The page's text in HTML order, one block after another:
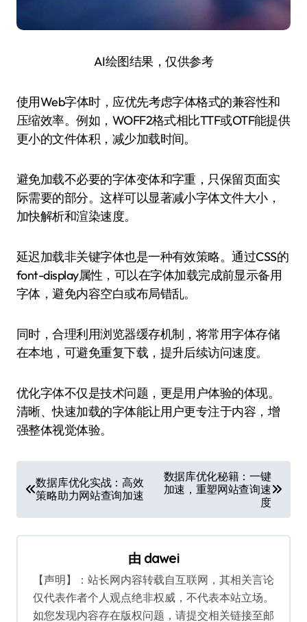
AI绘图结果，仅供参考
使用Web字体时，应优先考虑字体格式的兼容性和
压缩效率。例如，WOFF2格式相比TTF或OTF能提供
更小的文件体积，减少加载时间。
避免加载不必要的字体变体和字重，只保留页面实
际需要的部分。这样可以显著减小字体文件大小，
加快解析和渲染速度。
延迟加载非关键字体也是一种有效策略。通过CSS的
font-display属性，可以在字体加载完成前显示备用
字体，避免内容空白或布局错乱。
同时，合理利用浏览器缓存机制，将常用字体存储
在本地，可避免重复下载，提升后续访问速度。
优化字体不仅是技术问题，更是用户体验的体现。
清晰、快速加载的字体能让用户更专注于内容，增
强整体视觉体验。
章
导
航
数据库优化实战：高效
策略助力网站查询加速
数据库优化秘籍：一键
加速，重塑网站查询速
度
由 dawei
【声明】：站长网内容转载自互联网，其相关言论
仅代表作者个人观点绝非权威，不代表本站立场。
如您发现内容存在版权问题，请提交相关链接至邮